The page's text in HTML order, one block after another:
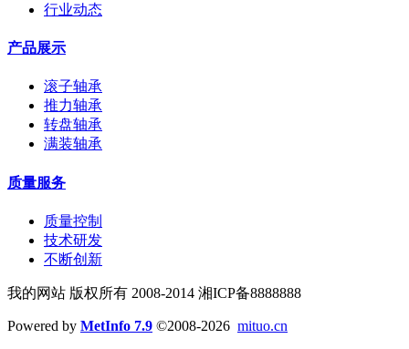
行业动态
产品展示
滚子轴承
推力轴承
转盘轴承
满装轴承
质量服务
质量控制
技术研发
不断创新
我的网站 版权所有 2008-2014 湘ICP备8888888
Powered by MetInfo 7.9 ©2008-2026 mituo.cn